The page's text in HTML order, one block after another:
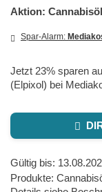
Aktion:
Spar-Alarm:
Jetzt 23% sparen
(Elpixol) bei
Gültig bis:
Produkte: